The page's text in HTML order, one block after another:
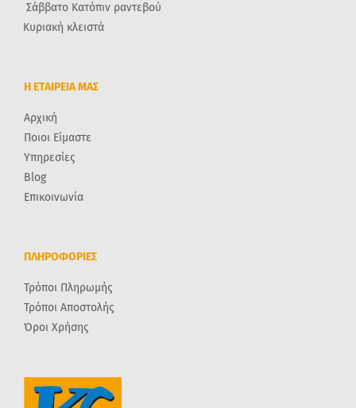
Σάββατο Κατόπιν ραντεβού
Κυριακή κλειστά
Η ΕΤΑΙΡΕΙΑ ΜΑΣ
Αρχική
Ποιοι Είμαστε
Υπηρεσίες
Blog
Επικοινωνία
ΠΛΗΡΟΦΟΡΙΕΣ
Τρόποι Πληρωμής
Τρόποι Αποστολής
Όροι Χρήσης